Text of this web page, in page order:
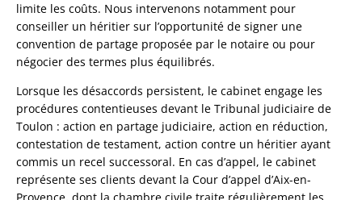
limite les coûts. Nous intervenons notamment pour
conseiller un héritier sur l’opportunité de signer une
convention de partage proposée par le notaire ou pour
négocier des termes plus équilibrés.
Lorsque les désaccords persistent, le cabinet engage les
procédures contentieuses devant le Tribunal judiciaire de
Toulon : action en partage judiciaire, action en réduction,
contestation de testament, action contre un héritier ayant
commis un recel successoral. En cas d’appel, le cabinet
représente ses clients devant la Cour d’appel d’Aix-en-